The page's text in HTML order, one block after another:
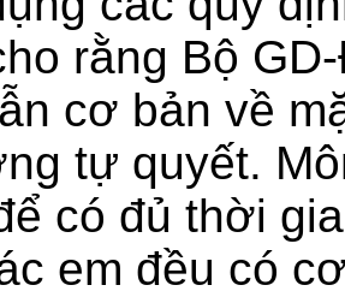
rằng Bộ
cơ bản về
tự quyết.
có đủ thời
em đều có